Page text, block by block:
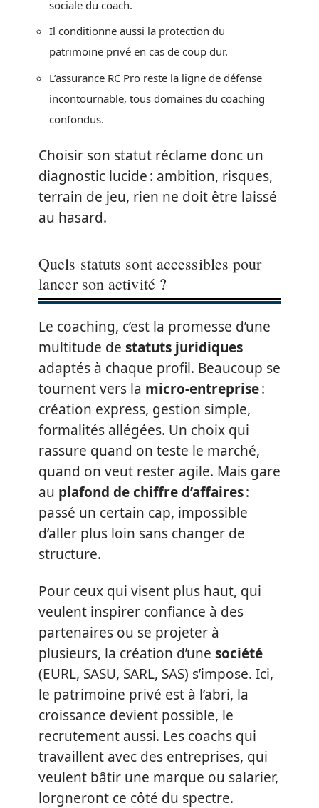
sociale du coach.
Il conditionne aussi la protection du
patrimoine privé en cas de coup dur.
L’assurance RC Pro reste la ligne de défense
incontournable, tous domaines du coaching
confondus.
Choisir son statut réclame donc un
diagnostic lucide : ambition, risques,
terrain de jeu, rien ne doit être laissé
au hasard.
Quels statuts sont accessibles pour
lancer son activité ?
Le coaching, c’est la promesse d’une
multitude de statuts juridiques
adaptés à chaque profil. Beaucoup se
tournent vers la micro-entreprise:
création express, gestion simple,
formalités allégées. Un choix qui
rassure quand on teste le marché,
quand on veut rester agile. Mais gare
au plafond de chiffre d’affaires:
passé un certain cap, impossible
d’aller plus loin sans changer de
structure.
Pour ceux qui visent plus haut, qui
veulent inspirer confiance à des
partenaires ou se projeter à
plusieurs, la création d’une société
(EURL, SASU, SARL, SAS) s’impose. Ici,
le patrimoine privé est à l’abri, la
croissance devient possible, le
recrutement aussi. Les coachs qui
travaillent avec des entreprises, qui
veulent bâtir une marque ou salarier,
lorgneront ce côté du spectre.